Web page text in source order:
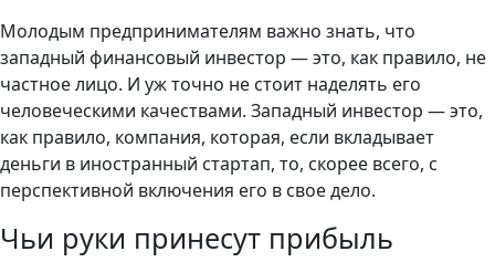
Молодым предпринимателям важно знать, что
западный финансовый инвестор — это, как правило, не
частное лицо. И уж точно не стоит наделять его
человеческими качествами. Западный инвестор — это,
как правило, компания, которая, если вкладывает
деньги в иностранный стартап, то, скорее всего, с
перспективной включения его в свое дело.
Чьи руки принесут прибыль